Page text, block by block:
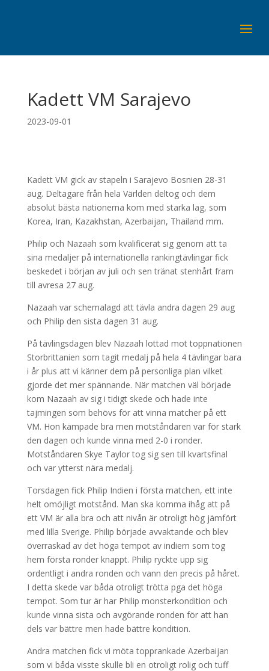
Kadett VM Sarajevo
2023-09-01
Kadett VM gick av stapeln i Sarajevo Bosnien 28-31
aug. Deltagare från hela Världen deltog och dem
absolut bästa nationerna kom med starka lag, som
Korea, Iran, Kazakhstan, Azerbaijan, Thailand mm.
Philip och Nazaah som kvalificerat sig genom att ta
sina medaljer på internationella rankingtävlingar fick
beskedet i början av juli och sen tränat stenhårt fram
till avresa 27 aug.
Nazaah var schemalagd att tävla andra dagen 29 aug
och Philip den sista dagen 31 aug.
På tävlingsdagen blev Nazaah lottad mot toppnationen
Storbrittanien som tagit medalj på hela 4 tävlingar bara
i år plus att vi känner dem på personliga plan vilket
gjorde det mer spännande. När matchen väl började
kom Nazaah av sig i tidigt skede och hade inte
tajmingen som behövs för att vinna matcher på ett
VM. Hon kämpade bra men motståndaren var för stark
den dagen och kunde vinna med 2-0 i ronder.
Motståndaren Skye Taylor tog sig sen till kvartsfinal
och var ytterst nära medalj.
Torsdagen fick Philip Indien i första matchen, ett inte
helt omöjligt motstånd. Man ska komma ihåg att på
ett VM är alla bra och att nivån är otroligt hög jämfört
med lilla Sverige. Philip började avvaktande och blev
överraskad av det höga tempot av indiern som tog
hem första ronder knappt. Philip ryckte upp sig
ordentligt i andra ronden och vann den precis på håret.
I detta skede var båda otroligt trötta pga det höga
tempot. Som tur är har Philip monsterkondition och
kunde vinna sista och avgörande ronden för att han
dels var bättre men hade bättre kondition.
Andra matchen fick vi möta topprankade Azerbaijan
som vi båda visste skulle bli en otroligt rolig och tuff